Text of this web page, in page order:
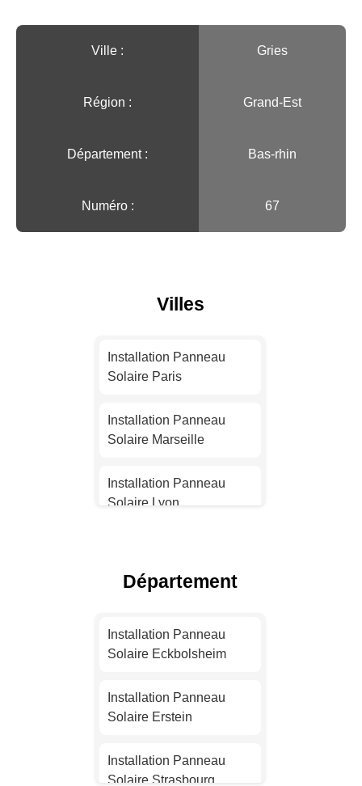
Ville :️ Gries
Région :️ Grand-Est
Département : Bas-rhin
Numéro : 67
Villes
Installation Panneau
Solaire Paris
Installation Panneau
Solaire Marseille
Installation Panneau
Solaire Lyon
Solaire Nice
Solaire Nantes
Solaire Strasbourg
Département
Installation Panneau
Solaire Eckbolsheim
Installation Panneau
Solaire Erstein
Installation Panneau
Solaire Strasbourg